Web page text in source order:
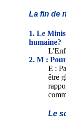
La fin de
1. Le
humaine?
2. M :
E :
être
Le